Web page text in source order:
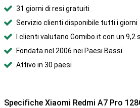
31 giorni di resi gratuiti
Servizio clienti disponibile tutti i giorni
I clienti valutano Gomibo.it con un 9,2
Fondata nel 2006 nei Paesi Bassi
Attivo in 30 paesi
Specifiche Xiaomi Redmi A7 Pro